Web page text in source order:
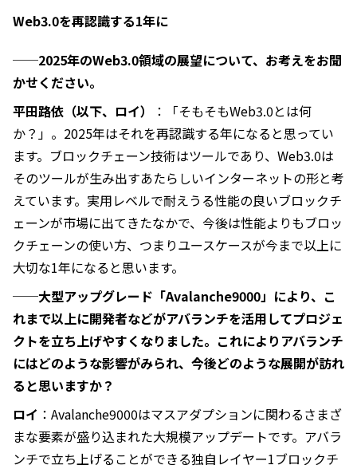
Web3.0を再認識する1年に
──2025年のWeb3.0領域の展望について、お考えをお聞
かせください。
平田路依（以下、ロイ）
：「そもそもWeb3.0とは何
か？」。2025年はそれを再認識する年になると思ってい
ます。ブロックチェーン技術はツールであり、Web3.0は
そのツールが生み出すあたらしいインターネットの形と考
えています。実用レベルで耐えうる性能の良いブロックチ
ェーンが市場に出てきたなかで、今後は性能よりもブロッ
クチェーンの使い方、つまりユースケースが今まで以上に
大切な1年になると思います。
──大型アップグレード「Avalanche9000」により、こ
れまで以上に開発者などがアバランチを活用してプロジェ
クトを立ち上げやすくなりました。これによりアバランチ
にはどのような影響がみられ、今後どのような展開が訪れ
ると思いますか？
ロイ ：Avalanche9000はマスアダプションに関わるさまざ
まな要素が盛り込まれた大規模アップデートです。アバラ
ンチで立ち上げることができる独自レイヤー1ブロックチ